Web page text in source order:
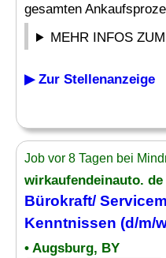
gesamten
MEHR INFOS
▶ Zur Stellenanzeige
Job vor 8 Tagen bei
wirkaufendeinauto. de
Bürokraft/
Kenntnissen (d/m/
• Augsburg, BY